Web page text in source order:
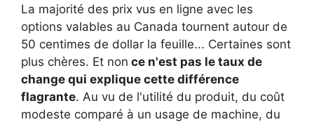
La majorité des prix vus en ligne avec les
options valables au Canada tournent autour de
50 centimes de dollar la feuille... Certaines sont
plus chères. Et non ce n'est pas le taux de
change qui explique cette différence
flagrante. Au vu de l'utilité du produit, du coût
modeste comparé à un usage de machine, du